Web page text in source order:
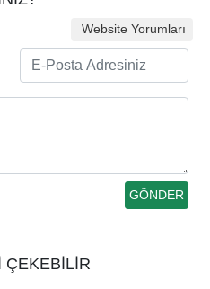
Website Yorumları
ÇEKEBİLİR